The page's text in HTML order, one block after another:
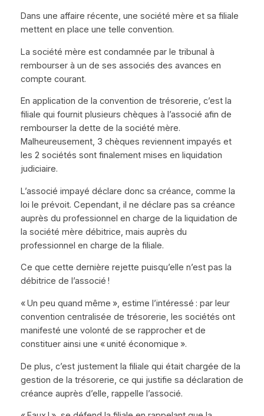
Dans une affaire récente, une société mère et sa filiale
mettent en place une telle convention.
La société mère est condamnée par le tribunal à
rembourser à un de ses associés des avances en
compte courant.
En application de la convention de trésorerie, c’est la
filiale qui fournit plusieurs chèques à l’associé afin de
rembourser la dette de la société mère.
Malheureusement, 3 chèques reviennent impayés et
les 2 sociétés sont finalement mises en liquidation
judiciaire.
L’associé impayé déclare donc sa créance, comme la
loi le prévoit. Cependant, il ne déclare pas sa créance
auprès du professionnel en charge de la liquidation de
la société mère débitrice, mais auprès du
professionnel en charge de la filiale.
Ce que cette dernière rejette puisqu’elle n’est pas la
débitrice de l’associé !
« Un peu quand même », estime l’intéressé : par leur
convention centralisée de trésorerie, les sociétés ont
manifesté une volonté de se rapprocher et de
constituer ainsi une « unité économique ».
De plus, c’est justement la filiale qui était chargée de la
gestion de la trésorerie, ce qui justifie sa déclaration de
créance auprès d’elle, rappelle l’associé.